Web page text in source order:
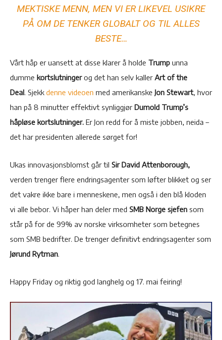
MEKTISKE MENN, MEN VI ER LIKEVEL USIKRE
PÅ OM DE TENKER GLOBALT OG TIL ALLES
BESTE…
Vårt håp er uansett at disse klarer å holde Trump unna
dumme kortslutningerog det han selv kaller Art of the
Deal. Sjekk denne videoen med amerikanske Jon Stewart, hvor
han på 8 minutter effektivt synliggjør Dumold Trump’s
håpløse kortslutninger. Er Jon redd for å miste jobben, neida –
det har presidenten allerede sørget for!
Ukas innovasjonsblomst går til Sir David Attenborough,
verden trenger flere endringsagenter som løfter blikket og ser
det vakre ikke bare i menneskene, men også i den blå kloden
vi alle bebor. Vi håper han deler med SMB Norge sjefen som
står på for de 99% av norske virksomheter som betegnes
som SMB bedrifter. De trenger definitivt endringsagenter som
Jørund Rytman.
Happy Friday og riktig god langhelg og 17. mai feiring!